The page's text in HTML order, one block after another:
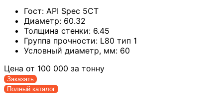
Гост: API Spec 5CT
Диаметр: 60.32
Толщина стенки: 6.45
Группа прочности: L80 тип 1
Условный диаметр, мм: 60
Цена от 100 000 за тонну
Заказать
Полный каталог